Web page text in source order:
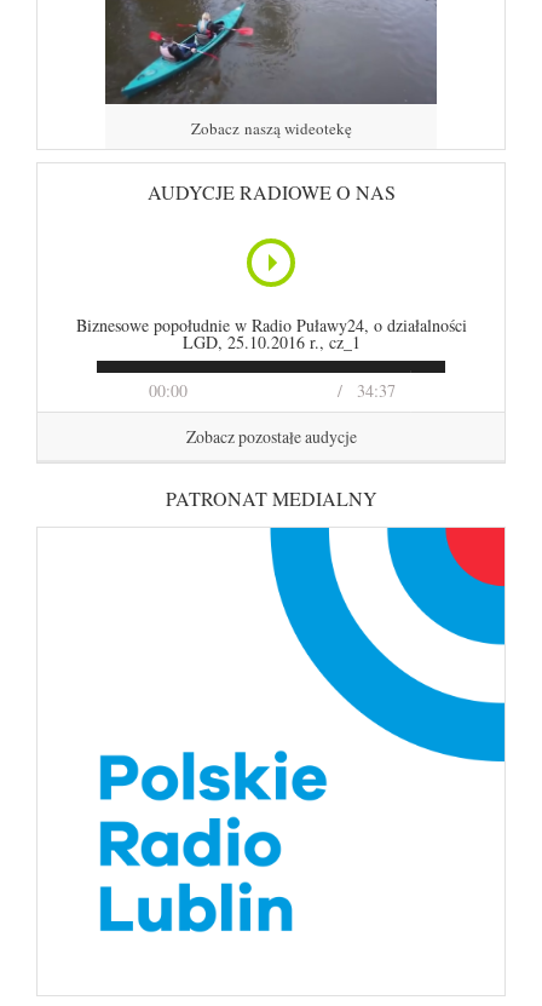
Zobacz naszą wideotekę
AUDYCJE RADIOWE O NAS
00:00 34:37
Biznesowe popołudnie w Radio Puławy24, o działalności
LGD, 25.10.2016 r., cz_1
Zobacz pozostałe audycje
PATRONAT MEDIALNY